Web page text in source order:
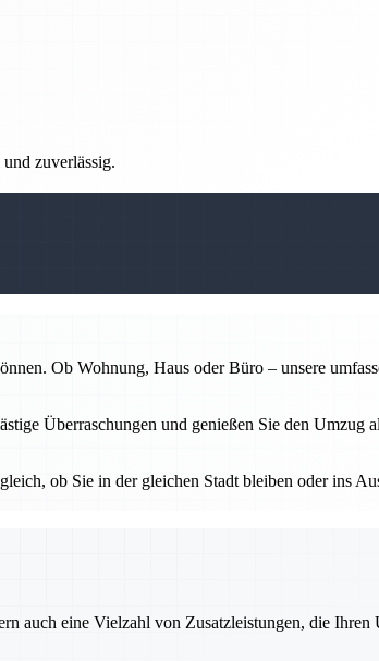
zuverlässig.
Ob Wohnung, Haus oder Büro – unsere
Überraschungen und genießen Sie den Umzug
ob Sie in der gleichen Stadt bleiben oder ins
auch eine Vielzahl von Zusatzleistungen, die Ihren